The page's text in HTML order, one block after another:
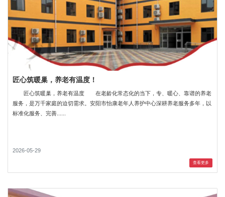
匠心筑暖巢，养老有温度！
匠心筑暖巢，养老有温度 在老龄化常态化的当下，专、暖心、靠谱的养老
服务，是万千家庭的迫切需求。安阳市怡康老年人养护中心深耕养老服务多年，以
标准化服务、完善......
2026-05-29
查看更多